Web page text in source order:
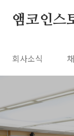
앰코인스
회사소식